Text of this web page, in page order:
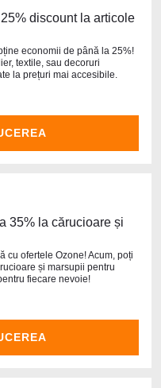
discount la articole
economii de până la 25%!
textile, sau decoruri
la prețuri mai accesibile.
35% la cărucioare și
cu ofertele Ozone! Acum, poți
și marsupii pentru
fiecare nevoie!